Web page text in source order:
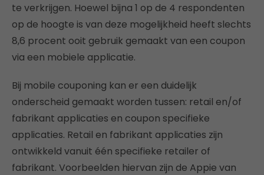
te verkrijgen. Hoewel bijna 1 op de 4 respondenten
op de hoogte is van deze mogelijkheid heeft slechts
8,6 procent ooit gebruik gemaakt van een coupon
via een mobiele applicatie.
Bij mobile couponing kan er een duidelijk
onderscheid gemaakt worden tussen: retail en/of
fabrikant applicaties en coupon specifieke
applicaties. Retail en fabrikant applicaties zijn
ontwikkeld vanuit één specifieke retailer of
fabrikant. Voorbeelden hiervan zijn de Appie van